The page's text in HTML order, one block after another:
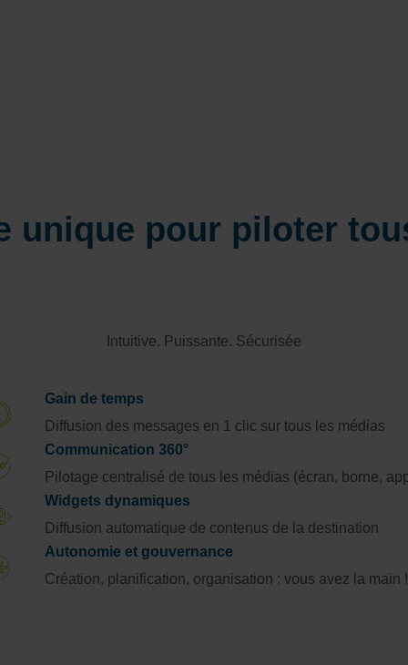
unique pour piloter
Intuitive. Puissante. Sécurisée
Gain de temps
Diffusion des messages en 1 clic sur tous les médias
Communication 360°
Pilotage centralisé de tous les médias (écran, borne,
Widgets dynamiques
Diffusion automatique de contenus de la destination
Autonomie et gouvernance
Création, planification, organisation : vous avez la main !